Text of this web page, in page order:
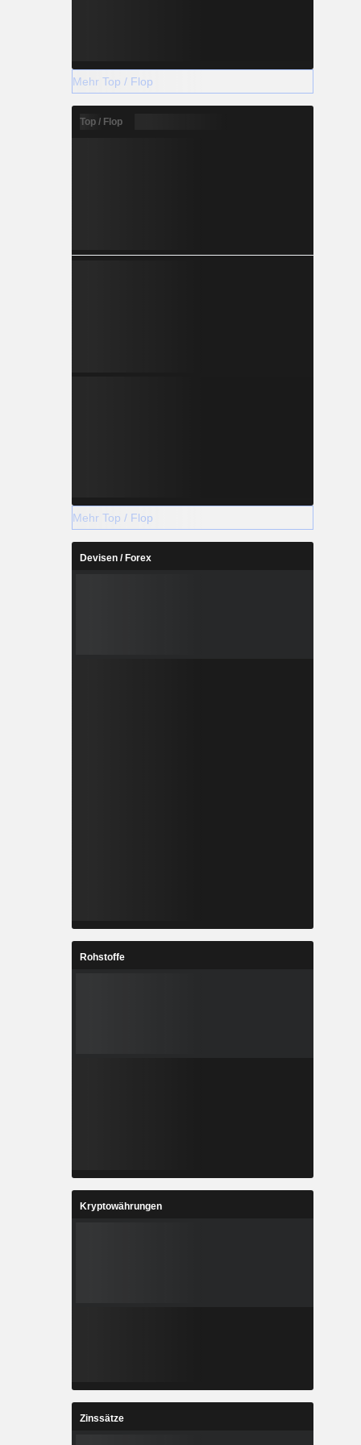
Mehr Top / Flop
Top / Flop
Mehr Top / Flop
Devisen / Forex
Rohstoffe
Kryptowährungen
Zinssätze